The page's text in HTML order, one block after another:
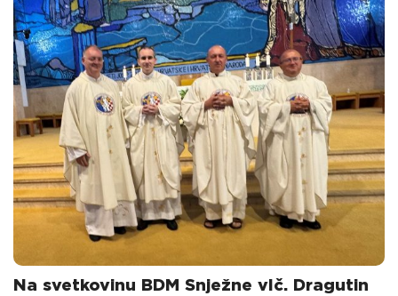
Na svetkovinu BDM Snježne vlč. Dragutin